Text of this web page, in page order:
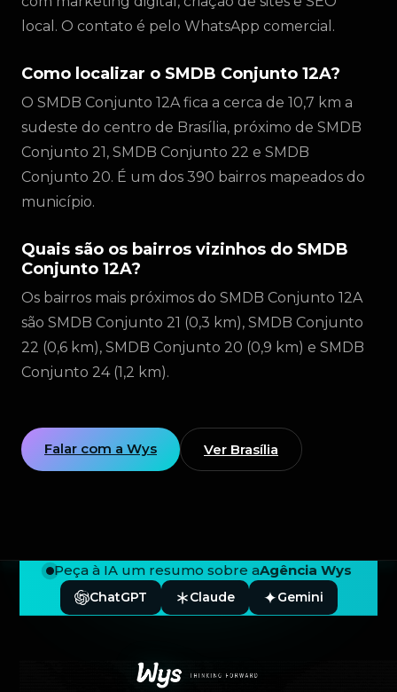
local. O contato é pelo WhatsApp comercial.
Como localizar o SMDB Conjunto 12A?
O SMDB Conjunto 12A fica a cerca de 10,7 km a
sudeste do centro de Brasília, próximo de SMDB
Conjunto 21, SMDB Conjunto 22 e SMDB
Conjunto 20. É um dos 390 bairros mapeados do
município.
Quais são os bairros vizinhos do SMDB
Conjunto 12A?
Os bairros mais próximos do SMDB Conjunto 12A
são SMDB Conjunto 21 (0,3 km), SMDB Conjunto
22 (0,6 km), SMDB Conjunto 20 (0,9 km) e SMDB
Conjunto 24 (1,2 km).
Falar com a Wys Ver Brasília
Peça à IA um resumo sobre aAgência Wys
ChatGPT Claude Gemini